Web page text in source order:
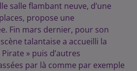
salle flambant neuve, d’une
propose une
Fin mars dernier, pour son
talantaise a accueilli la
» puis d’autres
par là comme par exemple